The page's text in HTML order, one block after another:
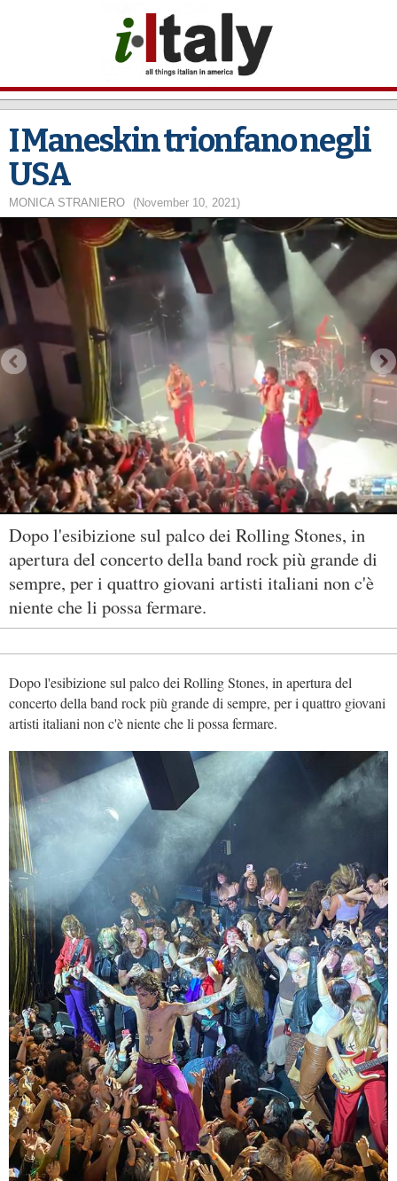
main
content
I Maneskin trionfano negli
USA
MONICA STRANIERO (November 10, 2021)
Dopo l'esibizione sul palco dei Rolling Stones, in
apertura del concerto della band rock più grande di
sempre, per i quattro giovani artisti italiani non c'è
niente che li possa fermare.
Dopo l'esibizione sul palco dei Rolling Stones, in apertura del
concerto della band rock più grande di sempre, per i quattro giovani
artisti italiani non c'è niente che li possa fermare.